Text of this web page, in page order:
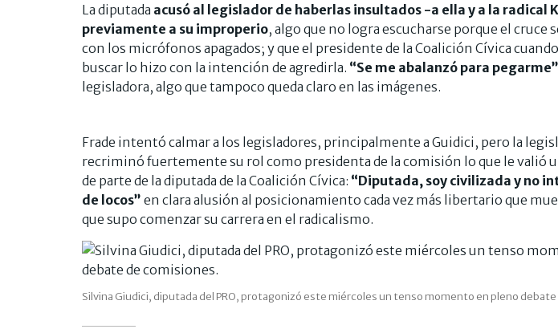
La diputada acusó al legislador de haberlas insultados -a ella y a la radical
previamente a su improperio, algo que no logra escucharse porque el cruce
con los micrófonos apagados; y que el presidente de la Coalición Cívica cuando
buscar lo hizo con la intención de agredirla. “Se me abalanzó para pegarme”
legisladora, algo que tampoco queda claro en las imágenes.
Frade intentó calmar a los legisladores, principalmente a Guidici, pero la
recriminó fuertemente su rol como presidenta de la comisión lo que le valió
de parte de la diputada de la Coalición Cívica: “Diputada, soy civilizada y no
de locos” en clara alusión al posicionamiento cada vez más libertario que
que supo comenzar su carrera en el radicalismo.
Silvina Giudici, diputada del PRO, protagonizó este miércoles un tenso momento en pleno